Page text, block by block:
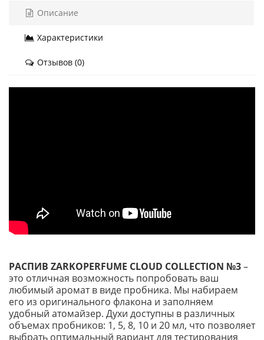
Описание
Характеристики
Отзывов (0)
РАСПИВ ZARKOPERFUME CLOUD COLLECTION №3–
это отличная возможность попробовать ваш
любимый аромат в виде пробника. Мы набираем
его из оригинального флакона и заполняем
удобный атомайзер. Духи доступны в различных
объемах пробников: 1, 5, 8, 10 и 20 мл, что позволяет
выбрать оптимальный вариант для тестирования